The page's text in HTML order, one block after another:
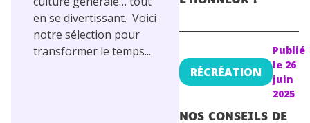
en se divertissant. Voici
notre sélection pour
transformer le temps...
NOS CONSEILS DE
RÉCRÉATION
Publié
le 26
juin
2025